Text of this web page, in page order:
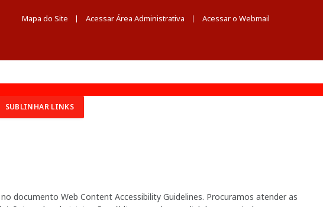
Mapa do Site Acessar Área Administrativa Acessar o Webmail
SUBLINHAR LINKS
documento Web Content Accessibility Guidelines. Procuramos atender as